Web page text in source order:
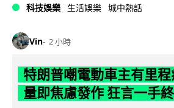
科技娛樂 生活娛樂 城中熱話
Vin 2 小時
特朗普嘲電動車主有里
量即焦慮發作 狂言一手